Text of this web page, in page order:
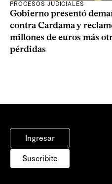
PROCESOS JUDICIALES
Gobierno presentó
contra Cardama y
millones de euros más
pérdidas
Ingresar
Suscribite